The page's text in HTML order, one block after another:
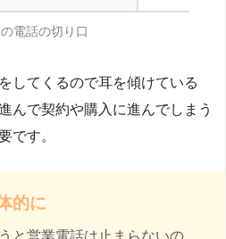
電話の切り口
してくるので耳を傾けている
んで契約や購入に進んでしまう
です。
的に
と営業電話は止まらないの